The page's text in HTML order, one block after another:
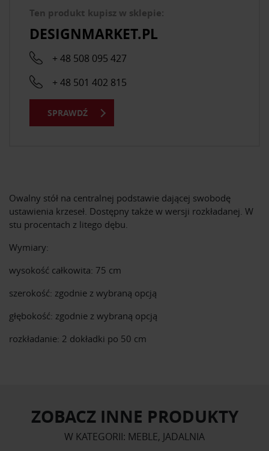
Owalny stół na centralnej podstawie dającej swobodę
ustawienia krzeseł. Dostępny także w wersji rozkładanej. W
stu procentach z litego dębu.
Wymiary:
wysokość całkowita: 75 cm
szerokość: zgodnie z wybraną opcją
głębokość: zgodnie z wybraną opcją
rozkładanie: 2 dokładki po 50 cm
Ten produkt kupisz w sklepie:
DESIGNMARKET.PL
+ 48 508 095 427
+ 48 501 402 815
SPRAWDŹ
ZOBACZ INNE PRODUKTY
W KATEGORII: MEBLE, JADALNIA